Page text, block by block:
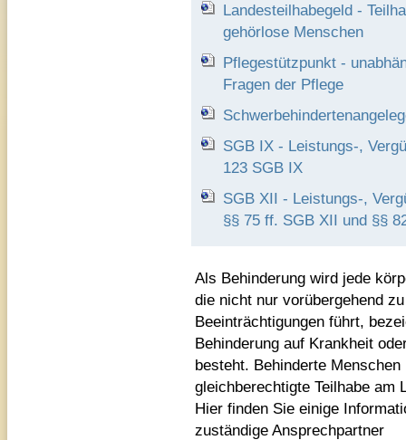
Landesteilhabegeld -
gehörlose Menschen
Pflegestützpunkt -
Fragen der Pflege
SGB IX - Leistungs-,
123 SGB IX
SGB XII - Leistungs-,
§§ 75 ff. SGB XII und §§
Als Behinderung wird jede
die nicht nur vorübergehend
Beeinträchtigungen führt,
Behinderung auf Krankheit
besteht. Behinderte
gleichberechtigte Teilhabe
Hier finden Sie einige
zuständige Ansprechpartner